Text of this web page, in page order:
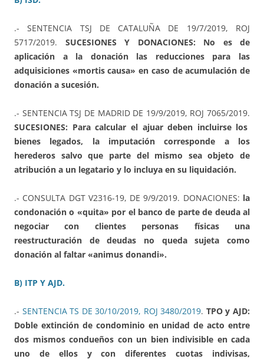
.- SENTENCIA TSJ DE CATALUÑA DE 19/7/2019, ROJ
5717/2019. SUCESIONES Y DONACIONES: No es de
aplicación a la donación las reducciones para las
adquisiciones «mortis causa» en caso de acumulación de
donación a sucesión.
.- SENTENCIA TSJ DE MADRID DE 19/9/2019, ROJ 7065/2019.
SUCESIONES: Para calcular el ajuar deben incluirse los
bienes legados, la imputación corresponde a los
herederos salvo que parte del mismo sea objeto de
atribución a un legatario y lo incluya en su liquidación.
.- CONSULTA DGT V2316-19, DE 9/9/2019. DONACIONES: la
condonación o «quita» por el banco de parte de deuda al
negociar con clientes personas físicas una
reestructuración de deudas no queda sujeta como
donación al faltar «animus donandi».
B) ITP Y AJD.
.- SENTENCIA TS DE 30/10/2019, ROJ 3480/2019. TPO y AJD:
Doble extinción de condominio en unidad de acto entre
dos mismos condueños con un bien indivisible en cada
uno de ellos y con diferentes cuotas indivisas,